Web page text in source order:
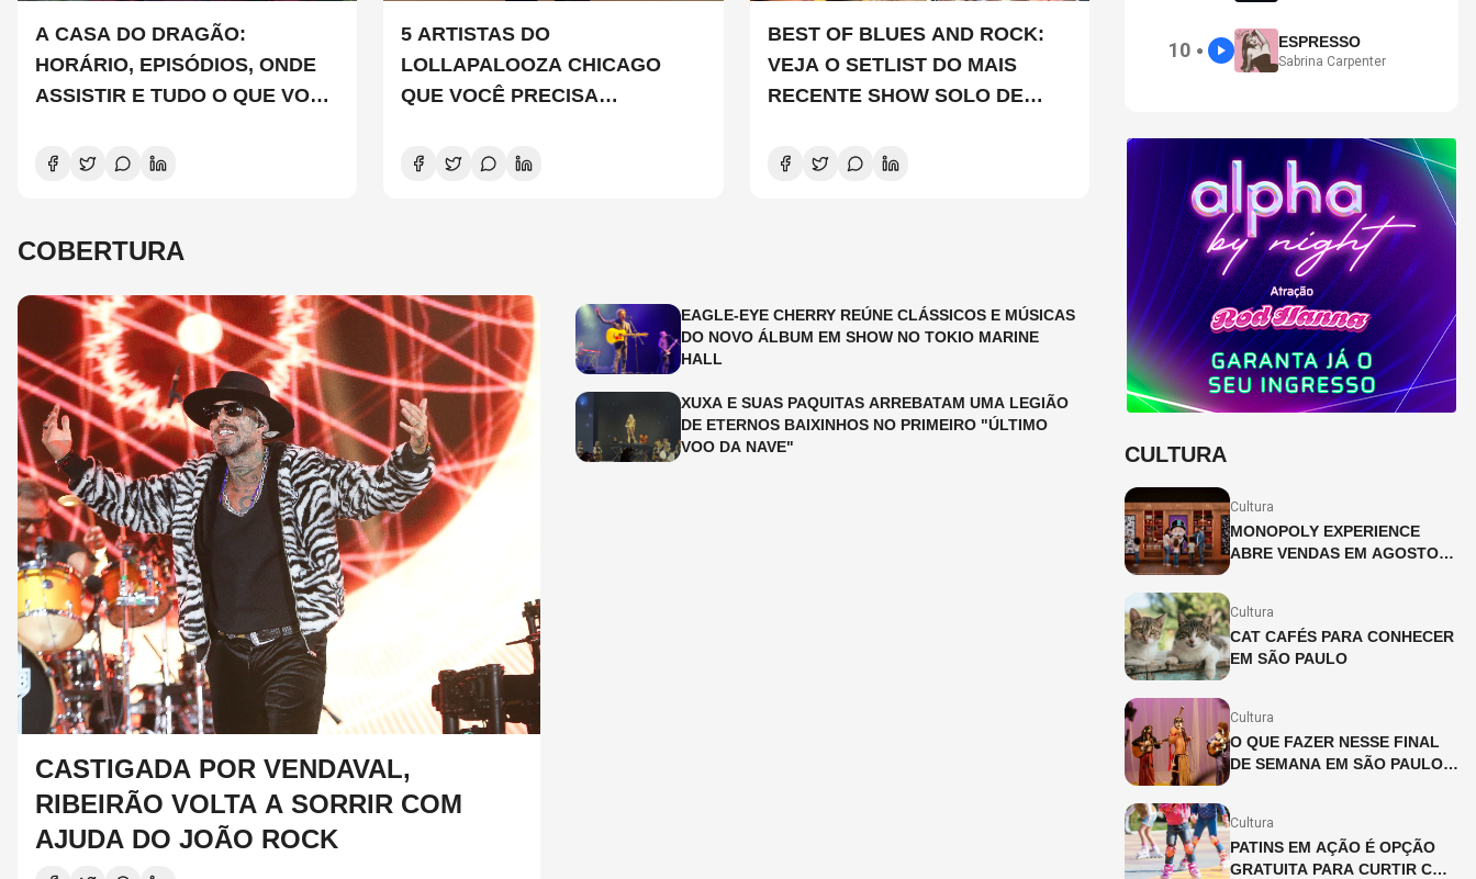
A CASA DO DRAGÃO:
HORÁRIO, EPISÓDIOS, ONDE
ASSISTIR E TUDO O QUE VOCÊ
NOVA TEMPORADA
5 ARTISTAS DO
LOLLAPALOOZA CHICAGO
QUE VOCÊ PRECISA
BEST OF BLUES AND ROCK:
VEJA O SETLIST DO MAIS
RECENTE SHOW SOLO DE
COBERTURA
CASTIGADA POR VENDAVAL,
RIBEIRÃO VOLTA A SORRIR COM
AJUDA DO JOÃO ROCK
EAGLE-EYE CHERRY REÚNE CLÁSSICOS E MÚSICAS
DO NOVO ÁLBUM EM SHOW NO TOKIO MARINE
HALL
XUXA E SUAS PAQUITAS ARREBATAM UMA LEGIÃO
DE ETERNOS BAIXINHOS NO PRIMEIRO "ÚLTIMO
VOO DA NAVE"
10 ● ESPRESSO
Sabrina Carpenter
CULTURA
Cultura
MONOPOLY EXPERIENCE
ABRE VENDAS EM AGOSTO
Cultura
CAT CAFÉS PARA CONHECER
EM SÃO PAULO
Cultura
O QUE FAZER NESSE FINAL
DE SEMANA EM SÃO PAULO?
Cultura
PATINS EM AÇÃO É OPÇÃO
GRATUITA PARA CURTIR COM